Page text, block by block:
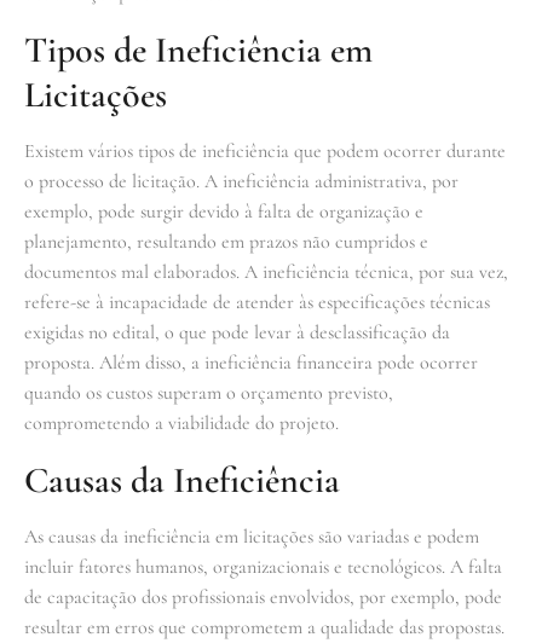
Tipos de Ineficiência em
Licitações
Existem vários tipos de ineficiência que podem ocorrer durante
o processo de licitação. A ineficiência administrativa, por
exemplo, pode surgir devido à falta de organização e
planejamento, resultando em prazos não cumpridos e
documentos mal elaborados. A ineficiência técnica, por sua vez,
refere-se à incapacidade de atender às especificações técnicas
exigidas no edital, o que pode levar à desclassificação da
proposta. Além disso, a ineficiência financeira pode ocorrer
quando os custos superam o orçamento previsto,
comprometendo a viabilidade do projeto.
Causas da Ineficiência
As causas da ineficiência em licitações são variadas e podem
incluir fatores humanos, organizacionais e tecnológicos. A falta
de capacitação dos profissionais envolvidos, por exemplo, pode
resultar em erros que comprometem a qualidade das propostas.